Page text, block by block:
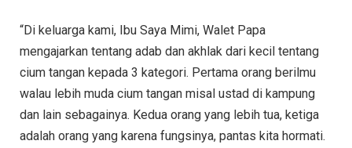
“Di keluarga kami, Ibu Saya Mimi, Walet Papa
mengajarkan tentang adab dan akhlak dari kecil tentang
cium tangan kepada 3 kategori. Pertama orang berilmu
walau lebih muda cium tangan misal ustad di kampung
dan lain sebagainya. Kedua orang yang lebih tua, ketiga
adalah orang yang karena fungsinya, pantas kita hormati.